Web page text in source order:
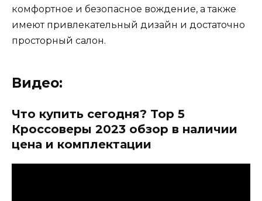
комфортное и безопасное вождение, а также
имеют привлекательный дизайн и достаточно
просторный салон.
Видео:
Что купить сегодня? Top 5
Кроссоверы 2023 обзор в наличии
цена и комплектации